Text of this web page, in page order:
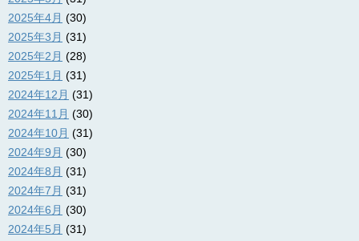
2025年4月 (30)
2025年3月 (31)
2025年2月 (28)
2025年1月 (31)
2024年12月 (31)
2024年11月 (30)
2024年10月 (31)
2024年9月 (30)
2024年8月 (31)
2024年7月 (31)
2024年6月 (30)
2024年5月 (31)